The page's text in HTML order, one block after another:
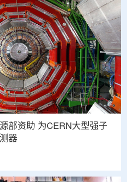
部资助 为CERN大型强子
器